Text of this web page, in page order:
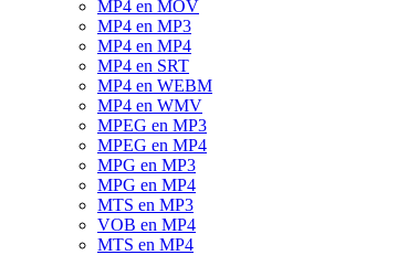
MP4 en MOV
MP4 en MP3
MP4 en MP4
MP4 en SRT
MP4 en WEBM
MP4 en WMV
MPEG en MP3
MPEG en MP4
MPG en MP3
MPG en MP4
MTS en MP3
VOB en MP4
MTS en MP4